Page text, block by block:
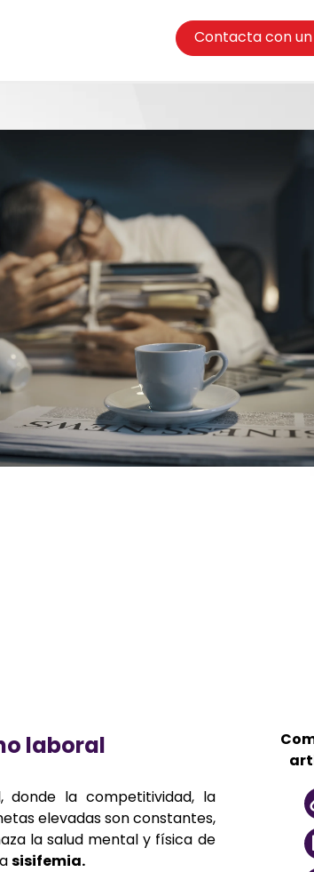
Contacta con
laboral
donde la competitividad, la
elevadas son constantes,
la salud mental y física de
sisifemia.